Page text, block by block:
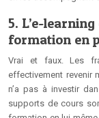
5. L’e-
formation en
Vrai et faux. Les
effectivement revenir
n’a pas à investir
supports de cours